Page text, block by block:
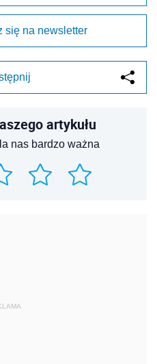
się na newsletter
artykułu
nas bardzo ważna